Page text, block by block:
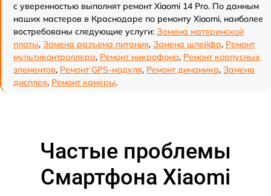
с уверенностью выполнят ремонт Xiaomi 14 Pro. По данным
наших мастеров в Краснодаре по ремонту Xiaomi, наиболее
востребованы следующие услуги: Замена материнской
платы, Замена разъема питания, Замена шлейфа, Ремонт
мультиконтроллера, Ремонт микрофона, Ремонт корпусных
элементов, Ремонт GPS-модуля, Ремонт динамика, Замена
дисплея, Ремонт камеры.
Частые проблемы
Смартфона Xiaomi